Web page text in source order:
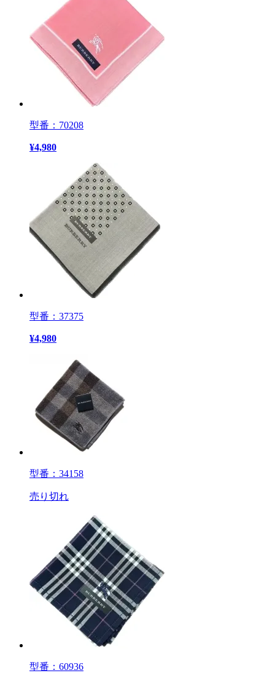
型番：70208
¥4,980
型番：37375
¥4,980
型番：34158
売り切れ
型番：60936